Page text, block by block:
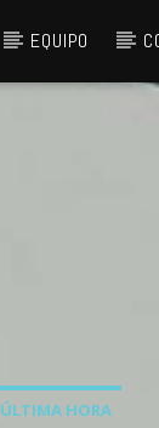
EQUIPO
ÚLTIMA HORA